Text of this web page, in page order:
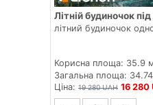
Літній будиночок
літний будиночок
Корисна площа: 35.9
Загальна площа:
Ціна: 19 280 UAH 16 280